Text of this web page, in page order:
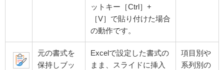
ットキー［Ctrl］+
［V］で貼り付けた場合
の動作です。
元の書式を
保持しブッ
Excelで設定した書式の
まま、スライドに挿入
項目別や
系列別の